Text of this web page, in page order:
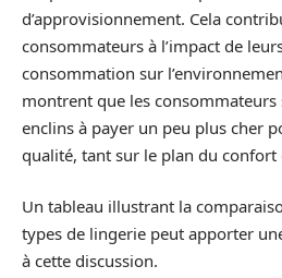
d’approvisionnement. Cela
consommateurs à l’impact de
consommation sur
montrent que les
enclins à payer un peu plus cher
qualité, tant sur le plan du confort
Un tableau illustrant la
types de lingerie peut apporter
à cette discussion.